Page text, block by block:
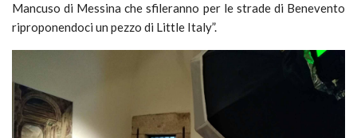
Mancuso di Messina che sfileranno per le strade di Benevento
riproponendoci un pezzo di Little Italy”.